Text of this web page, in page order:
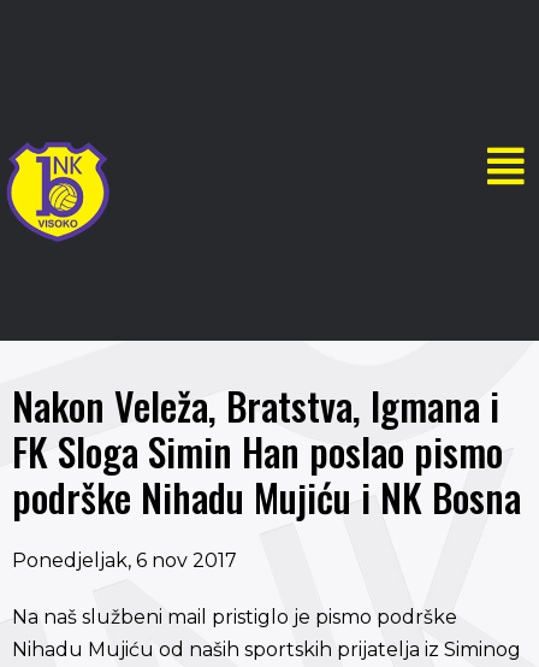
Nakon Veleža, Bratstva, Igmana i
FK Sloga Simin Han poslao pismo
podrške Nihadu Mujiću i NK Bosna
Ponedjeljak, 6 nov 2017
Na naš službeni mail pristiglo je pismo podrške
Nihadu Mujiću od naših sportskih prijatelja iz Siminog